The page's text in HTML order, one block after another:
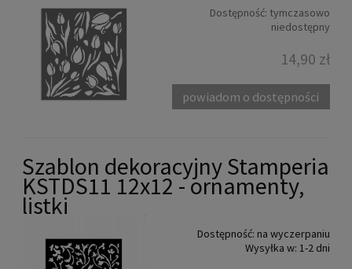
Dostępność: tymczasowo
niedostępny
14,90 zł
powiadom o dostępności
Szablon dekoracyjny Stamperia
KSTDS11 12x12 - ornamenty,
listki
Dostępność: na wyczerpaniu
Wysyłka w: 1-2 dni